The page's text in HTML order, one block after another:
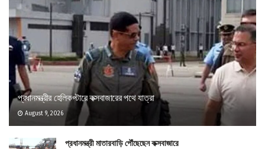
প্রধানমন্ত্রীর হেলিকপ্টারে কক্সবাজারের পথে যাত্রা
August 9, 2026
প্রধানমন্ত্রী মাতারবাড়ি পৌঁছেছেন কক্সবাজারে